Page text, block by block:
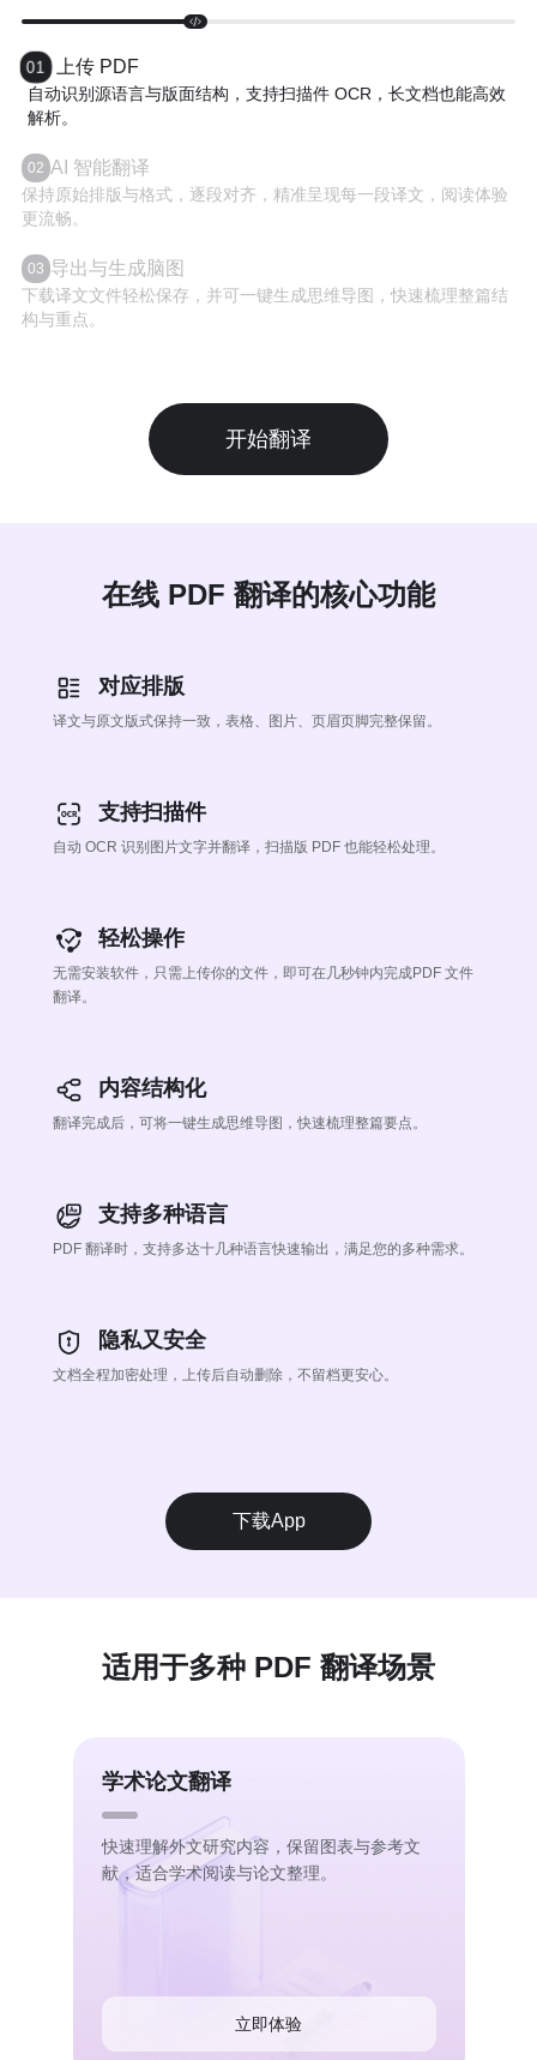
01 上传 PDF
自动识别源语言与版面结构，支持扫描件 OCR，长文档也能高效
解析。
02 AI 智能翻译
保持原始排版与格式，逐段对齐，精准呈现每一段译文，阅读体验
更流畅。
03 导出与生成脑图
下载译文文件轻松保存，并可一键生成思维导图，快速梳理整篇结
构与重点。
开始翻译
在线 PDF 翻译的核心功能
对应排版
译文与原文版式保持一致，表格、图片、页眉页脚完整保留。
支持扫描件
自动 OCR 识别图片文字并翻译，扫描版 PDF 也能轻松处理。
轻松操作
无需安装软件，只需上传你的文件，即可在几秒钟内完成PDF 文件
翻译。
内容结构化
翻译完成后，可将一键生成思维导图，快速梳理整篇要点。
支持多种语言
PDF 翻译时，支持多达十几种语言快速输出，满足您的多种需求。
隐私又安全
文档全程加密处理，上传后自动删除，不留档更安心。
下载App
适用于多种 PDF 翻译场景
学术论文翻译
快速理解外文研究内容，保留图表与参考文
献，适合学术阅读与论文整理。
立即体验